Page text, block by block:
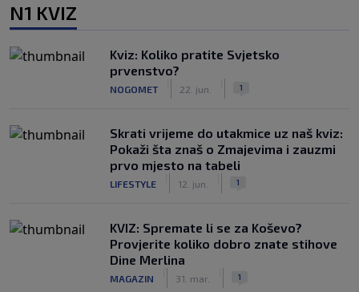
N1 KVIZ
Kviz: Koliko pratite Svjetsko
prvenstvo?
NOGOMET 22. jun. 1
Skrati vrijeme do utakmice uz naš kviz:
Pokaži šta znaš o Zmajevima i zauzmi
prvo mjesto na tabeli
LIFESTYLE 12. jun. 1
KVIZ: Spremate li se za Koševo?
Provjerite koliko dobro znate stihove
Dine Merlina
MAGAZIN 31. mar. 1